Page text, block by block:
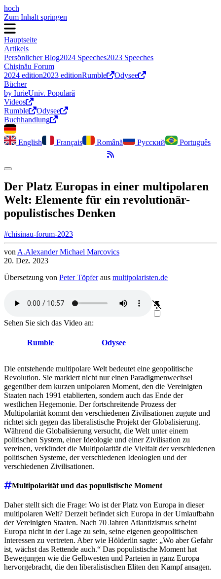
hoch
Zum Inhalt springen
Hauptseite
Artikels
Persönlicher Blog2024 Speeches2023 Speeches
Chișinău Forum
2024 edition2023 editionRumble
Odysee
Bücher
by IurieUniv. Populară
Videos
Rumble
Odysee
Buchhandlung
English Français Română Русский
Português
RSS-Feed
Dark Mode umschalten
Der Platz Europas in einer multipolaren
Welt: Elemente für ein revolutionär-
populistisches Denken
#chisinau-forum-2023
von A.Alexander Michael Marcovics
20. Dez. 2023
Übersetzung von Peter Töpferaus multipolaristen.de
Sehen Sie sich das Video an:
Rumble Odysee
Die entstehende multipolare Welt bedeutet eine geopolitische
Revolution. Sie markiert nicht nur einen Paradigmenwechsel
gegenüber dem kurzen unipolaren Moment, den die Vereinigten
Staaten nach 1991 etablierten, sondern auch das Ende der
westlichen Hegemonie. Der fortschreitende Prozess der
Multipolarität kommt den verschiedenen Zivilisationen zugute und
richtet sich gegen das liberalistische Projekt der Globalisierung.
Während die Globalisierung versucht, die Welt unter einem
politischen System, einer Ideologie und einer Zivilisation zu
vereinen, verkündet die Multipolarität die Vielfalt der verschiedenen
politischen Systeme, der verschiedenen Ideologien und der
verschiedenen Zivilisationen.
Multipolarität und das populistische Moment
Daher stellt sich die Frage: Wo ist der Platz von Europa in dieser
multipolaren Welt? Derzeit befindet sich Europa in der Umlaufbahn
der Vereinigten Staaten. Nach 70 Jahren Atlantizismus scheint
Europa nicht in der Lage zu sein, seine eigenen geopolitischen
Interessen zu vertreten. Aber wie Hölderlin sagte: „Wo aber Gefahr
ist, wächst das Rettende auch.“ Das populistische Moment hat
Bewegungen wie die Gelbwesten und Parteien in ganz Europa
hervorgebracht, die den liberalistischen Eliten den Kampf ansagen.